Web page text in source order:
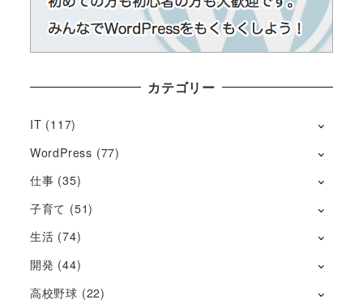
カテゴリー
IT (117)
WordPress (77)
仕事 (35)
子育て (51)
生活 (74)
開発 (44)
高校野球 (22)